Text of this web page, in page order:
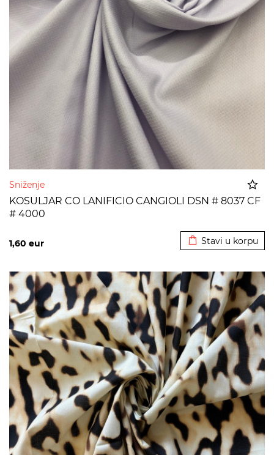
Sniženje
KOSULJAR CO LANIFICIO CANGIOLI DSN # 8037 CF
# 4000
1,60 eur Stavi u korpu